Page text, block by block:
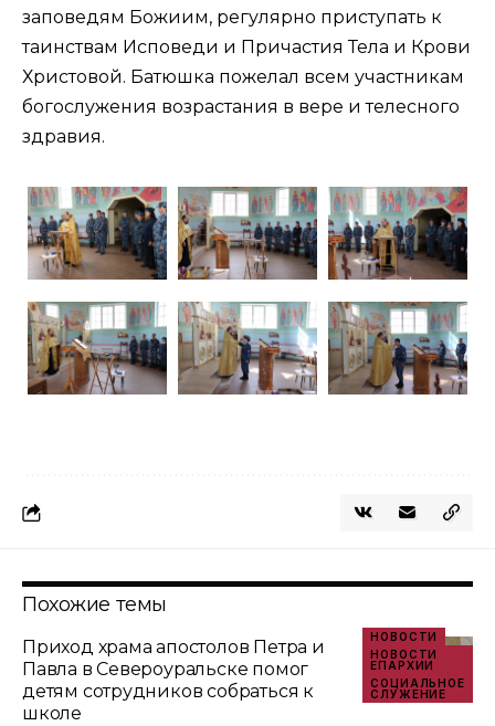
заповедям Божиим, регулярно приступать к
таинствам Исповеди и Причастия Тела и Крови
Христовой. Батюшка пожелал всем участникам
богослужения возрастания в вере и телесного
здравия.
Похожие темы
НОВОСТИ
НОВОСТИ
ЕПАРХИИ
СОЦИАЛЬНОЕ
СЛУЖЕНИЕ
Приход храма апостолов Петра и
Павла в Североуральске помог
детям сотрудников собраться к
школе